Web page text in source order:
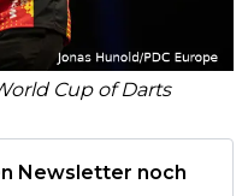
Cup of Darts
Newsletter noch